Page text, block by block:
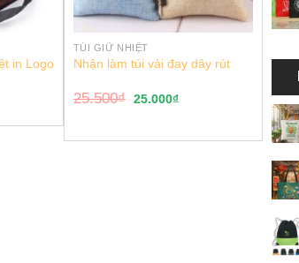
in Logo
TÚI GIỮ NHIỆT
Nhận làm túi vải đay dây rút
25.500₫ 25.000₫